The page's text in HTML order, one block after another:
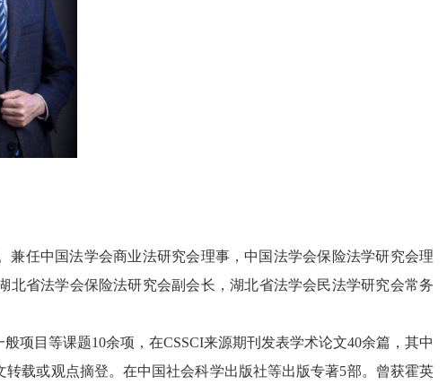
任中国法学会商业法研究会理事，中国法学会保险法学研究会理
省法学会保险法研究会副会长，湖北省法学会民法学研究会常务
般项目等课题10余项，在CSSCI来源期刊发表学术论文40余篇，其中
载或观点摘登。在中国社会科学出版社等出版专著5部。曾获霍英